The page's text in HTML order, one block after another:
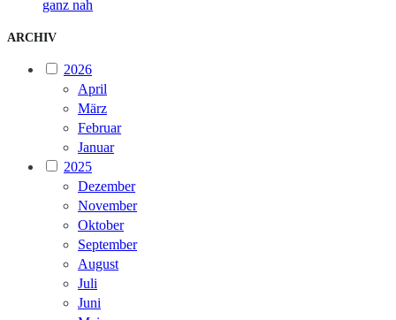
ganz nah
ARCHIV
2026
April
März
Februar
Januar
2025
Dezember
November
Oktober
September
August
Juli
Juni